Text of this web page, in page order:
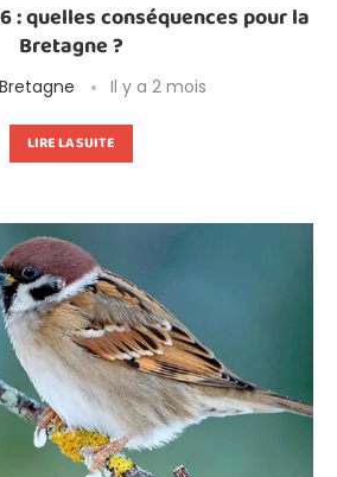
: quelles conséquences pour la
Bretagne ?
Il y a 2 mois
LIRE LA SUITE